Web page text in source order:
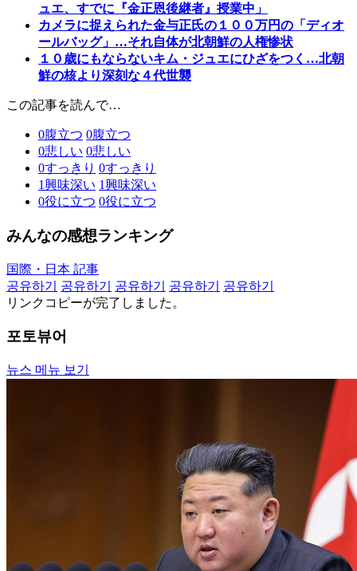
ュエ、すでに『金正恩後継者』授業中」
カメラに捉えられた金与正氏の１００万円の「ディオ
ールバッグ」…それ自体が北朝鮮の人権惨状
１０歳にもならないキム・ジュエにひざをつく…北朝
鮮の核より深刻な４代世襲
この記事を読んで…
0腹立つ 0腹立つ
0悲しい 0悲しい
0すっきり 0すっきり
1興味深い 1興味深い
0役に立つ 0役に立つ
みんなの感想ランキング
国際・日本 記事
공유하기
공유하기 공유하기 공유하기
공유하기
リンクコピーが完了しました。
포토뷰어
뉴스 메뉴 보기